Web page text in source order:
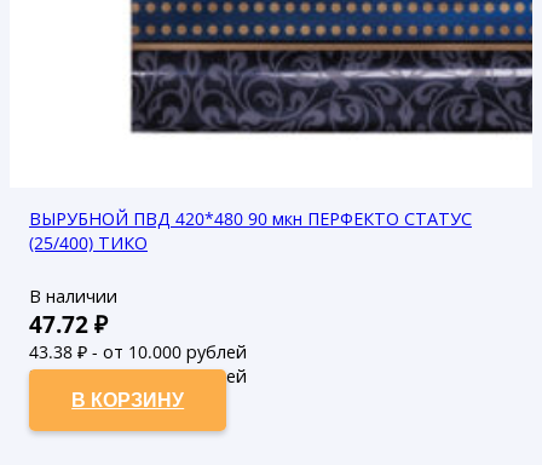
ВЫРУБНОЙ ПВД 420*480 90 мкн ПЕРФЕКТО СТАТУС
(25/400) ТИКО
В наличии
47.72₽
43.38 ₽ - от 10.000 рублей
39.44₽ - от 50.000 рублей
В КОРЗИНУ